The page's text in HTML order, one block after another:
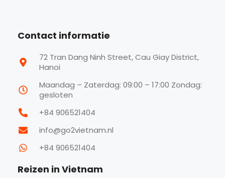
Contact informatie
72 Tran Dang Ninh Street, Cau Giay District,
Hanoi
Maandag – Zaterdag: 09:00 – 17:00 Zondag:
gesloten
+84 906521404
info@go2vietnam.nl
+84 906521404
Reizen in Vietnam